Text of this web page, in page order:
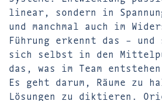
linear, sondern in
und manchmal auch im
Führung erkennt das –
sich selbst in den
das, was im Team
Es geht darum, Räume zu
Lösungen zu diktieren.